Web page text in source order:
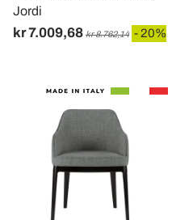
Jordi
kr 7.009,68 kr 8.762,14 - 20%